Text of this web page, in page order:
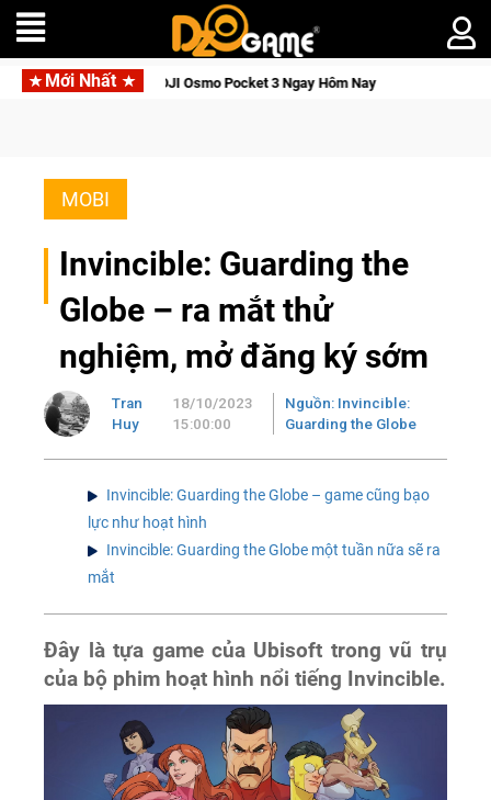
Mới Nhất
Săn DJI Osmo Pocket 3 Ngay Hôm Nay
MOBI
Invincible: Guarding the
Globe – ra mắt thử
nghiệm, mở đăng ký sớm
Tran
Huy
18/10/2023
15:00:00
Nguồn: Invincible:
Guarding the Globe
Invincible: Guarding the Globe – game cũng bạo
lực như hoạt hình
Invincible: Guarding the Globe một tuần nữa sẽ ra
mắt
Đây là tựa game của Ubisoft trong vũ trụ
của bộ phim hoạt hình nổi tiếng Invincible.